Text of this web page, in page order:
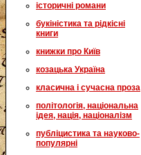
історичні романи
букіністика та рідкісні
книги
книжки про Київ
козацька Україна
класична і сучасна проза
політологія, національна
ідея, нація, націоналізм
публіцистика та науково-
популярні